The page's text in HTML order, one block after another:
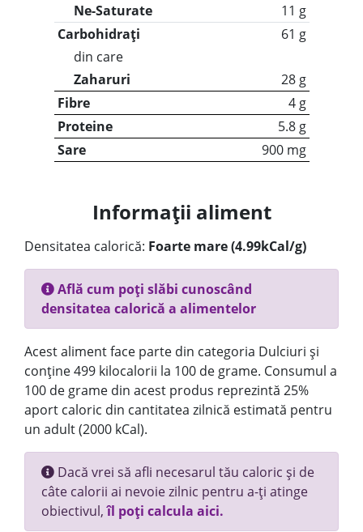
Ne-Saturate
11 g
Carbohidrați
61 g
din care
Zaharuri
28 g
Fibre
4 g
Proteine
5.8 g
Sare
900 mg
Informații aliment
Densitatea calorică: Foarte mare (4.99kCal/g)
Află cum poți slăbi cunoscând
densitatea calorică a alimentelor
Acest aliment face parte din categoria Dulciuri și
conține 499 kilocalorii la 100 de grame. Consumul a
100 de grame din acest produs reprezintă 25%
aport caloric din cantitatea zilnică estimată pentru
un adult (2000 kCal).
Dacă vrei să afli necesarul tău caloric și de
câte calorii ai nevoie zilnic pentru a-ți atinge
obiectivul,îl poți calcula aici.